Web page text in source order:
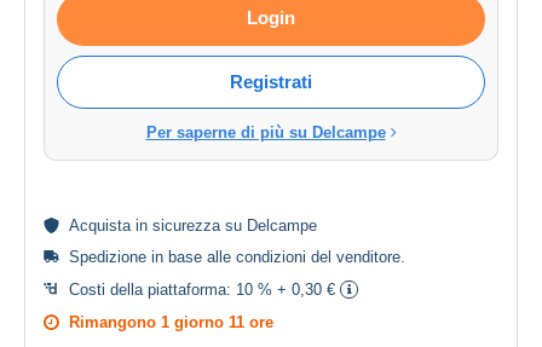
Login
Registrati
Per saperne di più su Delcampe
Acquista in sicurezza su Delcampe
Spedizione in base alle condizioni del venditore
Costi della piattaforma: 10 % + 0,30 €
Rimangono 1 giorno 11 ore